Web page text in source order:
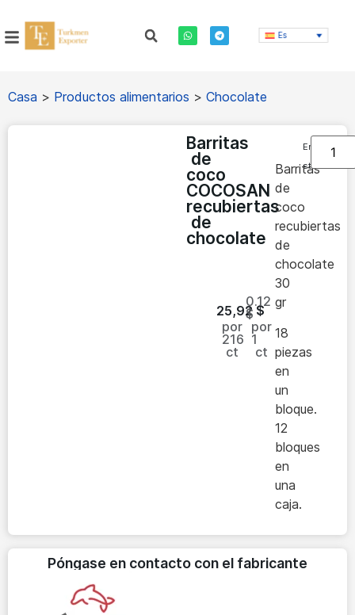
Es
Casa > Productos alimentarios > Chocolate
Barritas
de
coco
COCOSAN
recubiertas
de
chocolate
25,92$
por
216
ct
0.12
$
por
1
ct
Barritas
de
coco
recubiertas
de
chocolate
30
gr
18
piezas
en
un
bloque.
12
bloques
en
una
caja.
En
stock
Póngase en contacto con el fabricante